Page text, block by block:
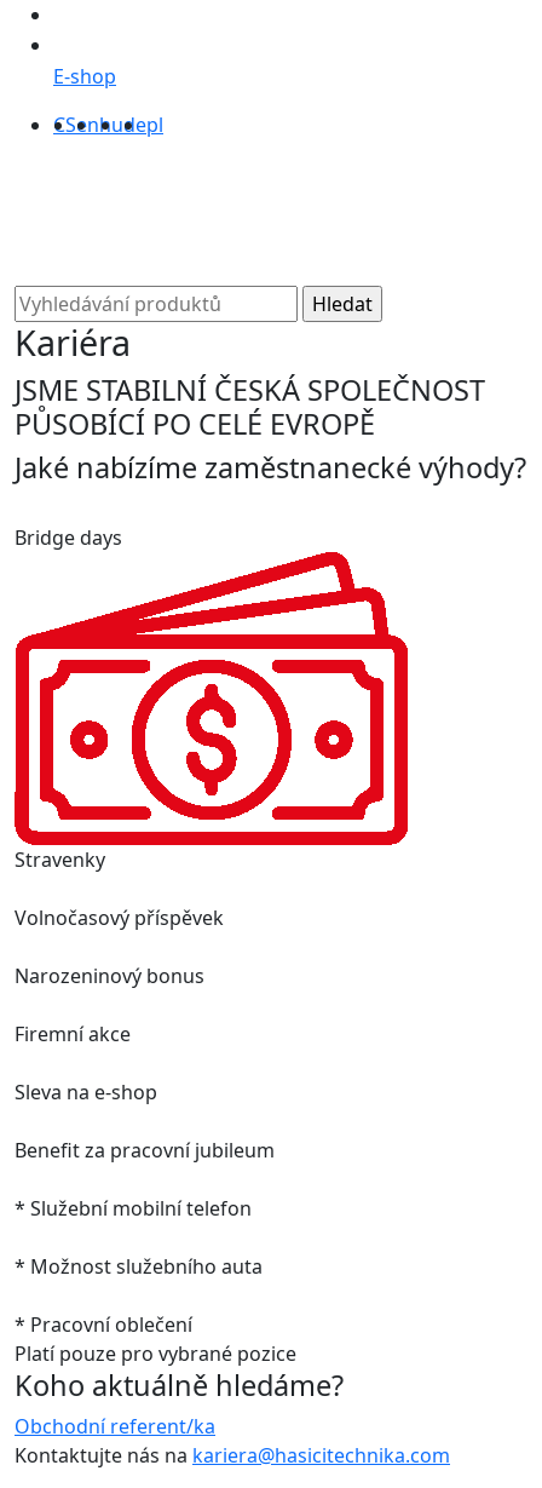
E-shop
CSenhudepl
Kariéra
JSME STABILNÍ ČESKÁ SPOLEČNOST
PŮSOBÍCÍ PO CELÉ EVROPĚ
Jaké nabízíme zaměstnanecké výhody?
Bridge days
Stravenky
Volnočasový příspěvek
Narozeninový bonus
Firemní akce
Sleva na e-shop
Benefit za pracovní jubileum
* Služební mobilní telefon
* Možnost služebního auta
* Pracovní oblečení
Platí pouze pro vybrané pozice
Koho aktuálně hledáme?
Obchodní referent/ka
Kontaktujte nás na kariera@hasicitechnika.com